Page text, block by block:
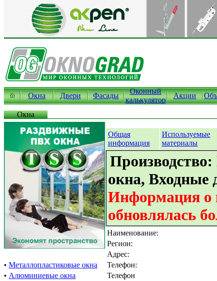
Окна Двери Фасады
Оконный
калькулятор
Акции
Окна
• Металлопластиковые окна
• Алюминиевые окна
Общая
информация
Используемые
материалы
окна, Входные
Информация о
обновлялась
Наименование:
Регион:
Адрес:
Телефон:
Телефон